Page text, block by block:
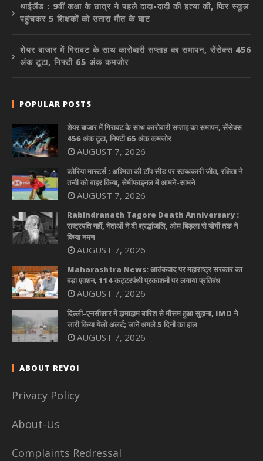
थाईलैंड : 9वीं कक्षा के छात्र ने पहले दादा-दादी की हत्या की, फिर स्कूल
पहुंचकर 5 शिक्षकों को उतारा मौत के घाट
शेयर बाजार में गिरावट के साथ कारोबारी सप्ताह का समापन, सेंसेक्स 456
अंक टूटा, निफ्टी 65 अंक कमजोर
POPULAR POSTS
शेयर बाजार में गिरावट के साथ कारोबारी सप्ताह का समापन, सेंसेक्स
456 अंक टूटा, निफ्टी 65 अंक कमजोर
AUGUST 7, 2026
कोरिया मास्टर्स : अश्मिता की टॉप सीड पर स्तब्धकारी जीत, रक्षिता ने
तन्वी को बाहर किया, सेमीफाइनल में आमने-सामने
AUGUST 7, 2026
Rabindranath Tagore Death Anniversary :
राष्ट्रपति नहीं, नेताओं ने दी श्रद्धांजलि, ओम बिड़ला से योगी तक ने
किया नमन
AUGUST 7, 2026
Maharashtra News: आतंकवाद पर महाराष्ट्र सरकार का
बड़ा एक्शन, 114 कट्टरपंथी प्रकाशनों पर लगाया प्रतिबंध
AUGUST 7, 2026
दिल्ली-एनसीआर में झमाझम बारिश से मौसम हुआ सुहाना, IMD ने
जारी किया येलो अलर्ट; जानें अगले 5 दिनों का हाल
AUGUST 7, 2026
ABOUT REVOI
Privacy Policy
About-Us
Complaints Redressal